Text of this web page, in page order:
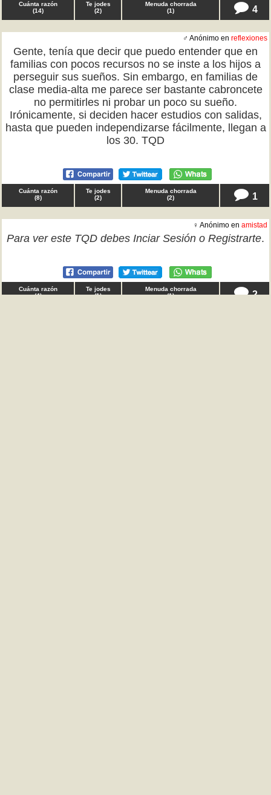
Cuánta razón
(14)
Te jodes
(2)
Menuda chorrada
(1) 4
♂ Anónimo en reflexiones
Gente, tenía que decir que puedo entender que en
familias con pocos recursos no se inste a los hijos a
perseguir sus sueños. Sin embargo, en familias de
clase media-alta me parece ser bastante cabroncete
no permitirles ni probar un poco su sueño.
Irónicamente, si deciden hacer estudios con salidas,
hasta que pueden independizarse fácilmente, llegan a
los 30. TQD
Cuánta razón
(8)
Te jodes
(2)
Menuda chorrada
(2) 1
♀ Anónimo en amistad
Para ver este TQD debes Inciar Sesión o Registrarte.
Cuánta razón
(4)
Te jodes
(1)
Menuda chorrada
(1) 2